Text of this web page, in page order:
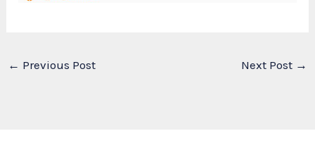
← Previous Post Next Post →